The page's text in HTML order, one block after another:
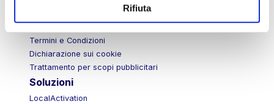
Rifiuta
Termini e Condizioni
Dichiarazione sui cookie
Trattamento per scopi pubblicitari
Soluzioni
LocalActivation